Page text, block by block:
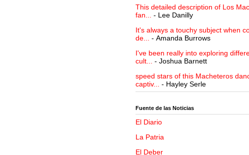
This detailed description of Los
fan...
- Lee Danilly
It's always a touchy subject when
de...
- Amanda Burrows
I've been really into exploring
cult...
- Joshua Barnett
speed stars of this Macheteros
captiv...
- Hayley Serle
Fuente de las Noticias
El Diario
La Patria
El Deber